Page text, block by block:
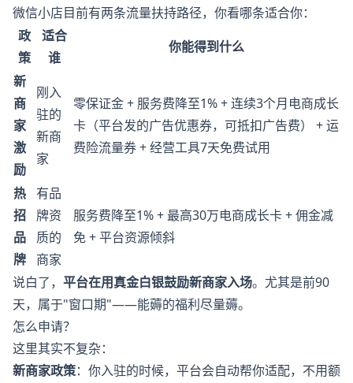
微信小店目前有两条流量扶持路径，你看哪条适合你：
政
策
适合
谁
你能得到什么
新
商
家
激
励
刚入
驻的
新商
家
零保证金 + 服务费降至1% + 连续3个月电商成长
卡（平台发的广告优惠券，可抵扣广告费） + 运
费险流量券 + 经营工具7天免费试用
热
招
品
牌
有品
牌资
质的
商家
服务费降至1% + 最高30万电商成长卡 + 佣金减
免 + 平台资源倾斜
说白了， 平台在用真金白银鼓励新商家入场。尤其是前90
天，属于"窗口期"——能薅的福利尽量薅。
怎么申请？
这里其实不复杂：
新商家政策：你入驻的时候，平台会自动帮你适配，不用额